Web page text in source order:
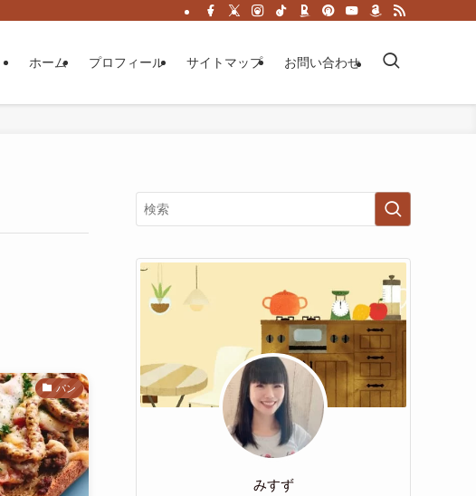
ホーム プロフィール サイトマップ お問い合わせ
パン
みすず